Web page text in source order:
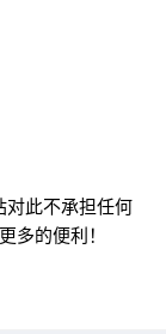
对此不承担任何
多的便利！